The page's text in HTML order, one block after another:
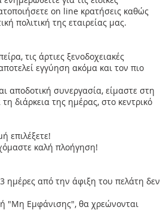
on line κρατήσεις καθώς
πολιτική της εταιρείας μας.
τις άρτιες ξενοδοχειακές
εγγύηση ακόμα και τον πιο
αποδοτική συνεργασία, είμαστε στη
διάρκεια της ημέρας, στο κεντρικό
επιλέξετε!
καλή πλοήγηση!
ημέρες από την άφιξη του πελάτη δεν
"Μη Εμφάνισης", θα χρεώνονται